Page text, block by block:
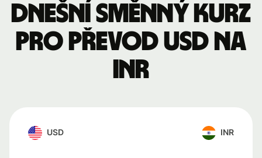
Dnešní směnný kurz
pro převod USD na
INR
USD INR